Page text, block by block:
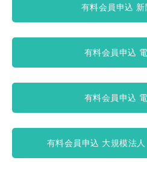
有料会員申込
有料会員申込
有料会員申込
有料会員申込 大規模法人